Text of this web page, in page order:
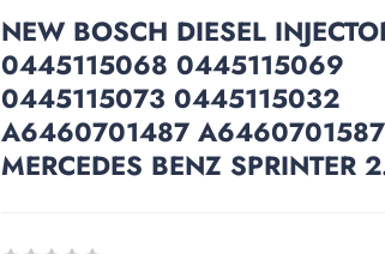
NEW BOSCH DIESEL
0445115068 0445115069
0445115073 0445115032
A6460701487 A6460701587
MERCEDES BENZ SPRINTER